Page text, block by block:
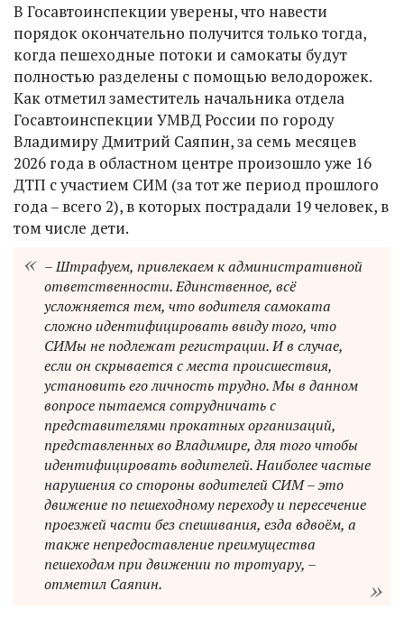
В Госавтоинспекции уверены, что навести
порядок окончательно получится только тогда,
когда пешеходные потоки и самокаты будут
полностью разделены с помощью велодорожек.
Как отметил заместитель начальника отдела
Госавтоинспекции УМВД России по городу
Владимиру Дмитрий Саяпин, за семь месяцев
2026 года в областном центре произошло уже 16
ДТП с участием СИМ (за тот же период прошлого
года – всего 2), в которых пострадали 19 человек, в
том числе дети.
– Штрафуем, привлекаем к административной
ответственности. Единственное, всё
усложняется тем, что водителя самоката
сложно идентифицировать ввиду того, что
СИМы не подлежат регистрации. И в случае,
если он скрывается с места происшествия,
установить его личность трудно. Мы в данном
вопросе пытаемся сотрудничать с
представителями прокатных организаций,
представленных во Владимире, для того чтобы
идентифицировать водителей. Наиболее частые
нарушения со стороны водителей СИМ – это
движение по пешеходному переходу и пересечение
проезжей части без спешивания, езда вдвоём, а
также непредоставление преимущества
пешеходам при движении по тротуару, –
отметил Саяпин.